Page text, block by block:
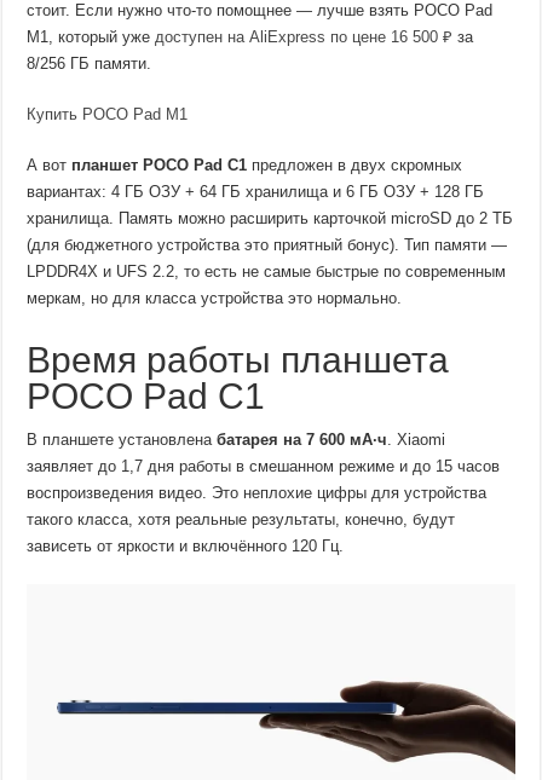
стоит. Если нужно что-то помощнее — лучше взять POCO Pad
M1, который ужедоступен на AliExpress по цене 16 500 ₽ за
8/256 ГБ памяти.
Купить POCO Pad M1
А вот планшет POCO Pad C1 предложен в двух скромных
вариантах: 4 ГБ ОЗУ + 64 ГБ хранилища и 6 ГБ ОЗУ + 128 ГБ
хранилища. Память можно расширить карточкой microSD до 2 ТБ
(для бюджетного устройства это приятный бонус). Тип памяти —
LPDDR4X и UFS 2.2, то есть не самые быстрые по современным
меркам, но для класса устройства это нормально.
Время работы планшета
POCO Pad C1
В планшете установленабатарея на 7 600 мА·ч. Xiaomi
заявляет до 1,7 дня работы в смешанном режиме и до 15 часов
воспроизведения видео. Это неплохие цифры для устройства
такого класса, хотя реальные результаты, конечно, будут
зависеть от яркости и включённого 120 Гц.